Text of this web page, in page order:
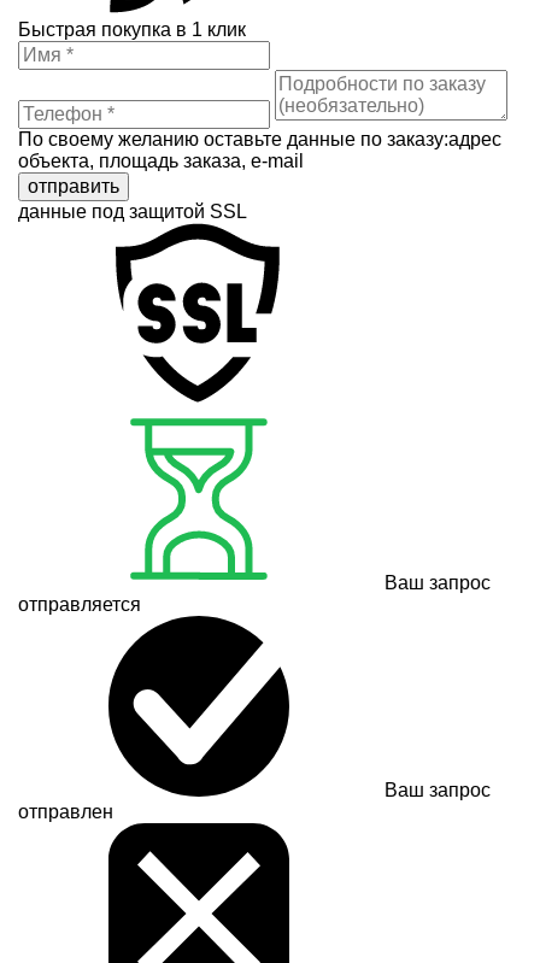
Быстрая покупка в 1 клик
По своему желанию оставьте данные по заказу:адрес
объекта, площадь заказа, e-mail
отправить
данные под защитой SSL
Ваш запрос
отправляется
Ваш запрос
отправлен